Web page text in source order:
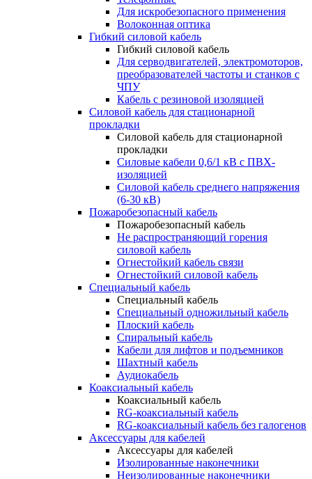
Для искробезопасного применения
Волоконная оптика
Гибкий силовой кабель
Гибкий силовой кабель
Для серводвигателей, электромоторов,
преобразователей частоты и станков с
ЧПУ
Кабель с резиновой изоляцией
Силовой кабель для стационарной
прокладки
Силовой кабель для стационарной
прокладки
Силовые кабели 0,6/1 кВ с ПВХ-
изоляцией
Силовой кабель среднего напряжения
(6-30 кВ)
Пожаробезопасный кабель
Пожаробезопасный кабель
Не распространяющий горения
силовой кабель
Огнестойкий кабель связи
Огнестойкий силовой кабель
Специальный кабель
Специальный кабель
Специальный одножильный кабель
Плоский кабель
Спиральный кабель
Кабели для лифтов и подъемников
Шахтный кабель
Аудиокабель
Коаксиальный кабель
Коаксиальный кабель
RG-коаксиальный кабель
RG-коаксиальный кабель без галогенов
Аксессуары для кабелей
Аксессуары для кабелей
Изолированные наконечники
Неизолированные наконечники